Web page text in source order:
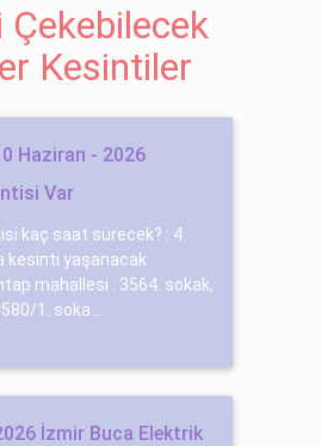
Çekebilecek
Kesintiler
Haziran - 2026
Var
kaç saat sürecek? : 4
kesinti yaşanacak
mahallesi : 3564. sokak,
1. soka...
İzmir Buca Elektrik